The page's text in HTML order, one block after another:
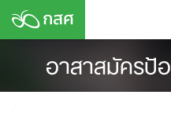
Skip
อาสาสมัครป้